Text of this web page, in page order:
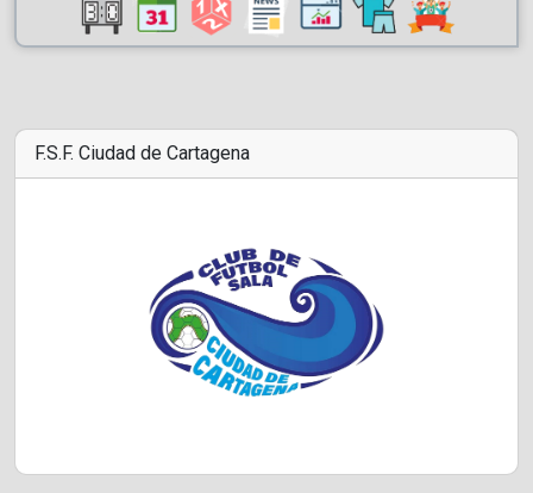
F.S.F. Ciudad de Cartagena